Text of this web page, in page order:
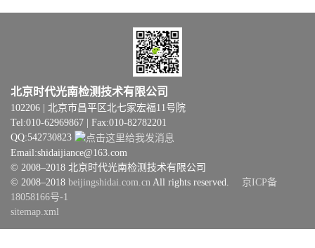
北京时代光南检测技术有限公司
102206 | 北京市昌平区北七家宏福11号院
Tel:010-62969867 | Fax:010-82782201
QQ:542730823
Email:shidaijiance@163.com
© 2008–2018 北京时代光南检测技术有限公司
© 2008–2018 beijingshidai.com.cn All rights reserved. 京ICP备
18058166号-1
sitemap.xml